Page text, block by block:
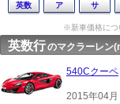
英数 ア サ
※新車価格につ
英数行のマクラーレン
540Cクーペ
2015年04月